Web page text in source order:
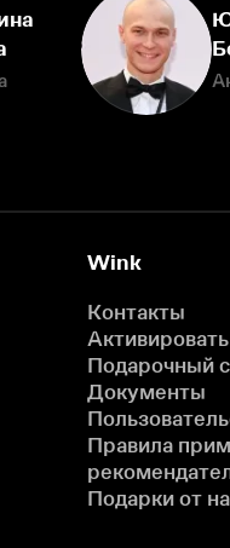
Wink
Контакты
Подарочный
Документы
Правила
Подарки от